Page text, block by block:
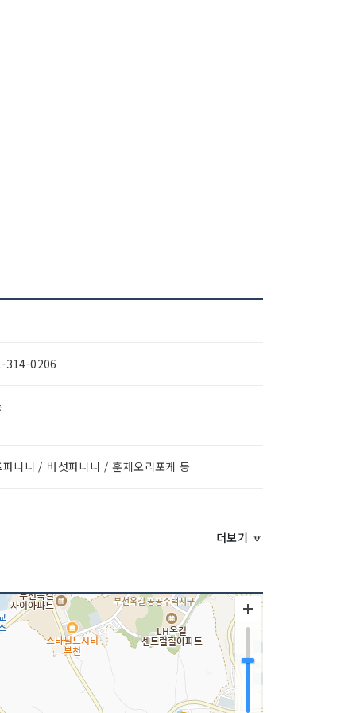
314-0206
파니니 / 버섯파니니 / 훈제오리포케 등
더보기 🔽